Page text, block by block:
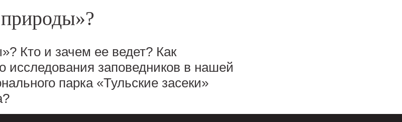
Кто и зачем ее ведет? Как
исследования заповедников в нашей
парка «Тульские засеки»